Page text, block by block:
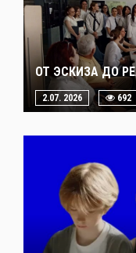
ОТ ЭСКИЗА ДО
2.07. 2026 692